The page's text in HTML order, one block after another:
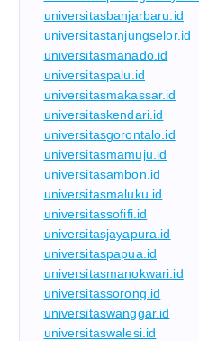
universitasbanjarbaru.id
universitastanjungselor.id
universitasmanado.id
universitaspalu.id
universitasmakassar.id
universitaskendari.id
universitasgorontalo.id
universitasmamuju.id
universitasambon.id
universitasmaluku.id
universitassofifi.id
universitasjayapura.id
universitaspapua.id
universitasmanokwari.id
universitassorong.id
universitaswanggar.id
universitaswalesi.id